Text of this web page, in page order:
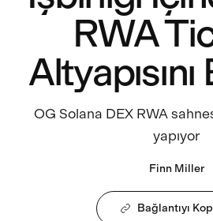
RWA
OG Solana DEX RWA
yapıyor
Finn Miller
Bağlantıyı